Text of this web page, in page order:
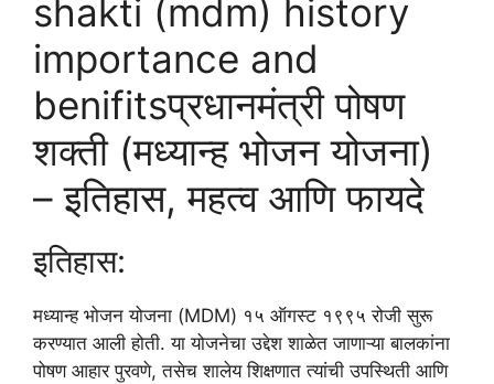
shakti (mdm) history
importance and
benifitsप्रधानमंत्री पोषण
शक्ती (मध्यान्ह भोजन योजना)
– इतिहास, महत्व आणि फायदे
इतिहास:
मध्यान्ह भोजन योजना (MDM) १५ ऑगस्ट १९९५ रोजी सुरू
करण्यात आली होती. या योजनेचा उद्देश शाळेत जाणाऱ्या बालकांना
पोषण आहार पुरवणे, तसेच शालेय शिक्षणात त्यांची उपस्थिती आणि